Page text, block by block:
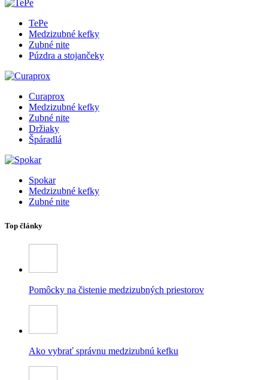
TePe
Medzizubné kefky
Zubné nite
Púzdra a stojančeky
Curaprox
Medzizubné kefky
Zubné nite
Držiaky
Špáradlá
Spokar
Medzizubné kefky
Zubné nite
Top články
Pomôcky na čistenie medzizubných priestorov
Ako vybrať správnu medzizubnú kefku